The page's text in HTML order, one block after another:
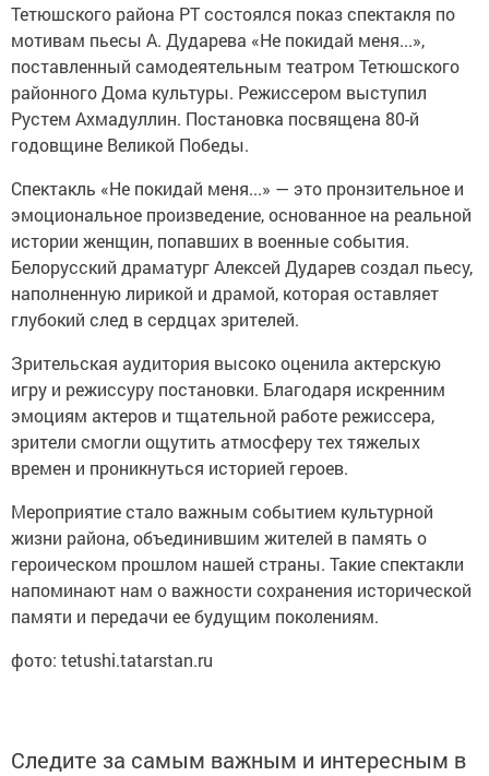
Тетюшского района РТ состоялся показ спектакля по
мотивам пьесы А. Дударева «Не покидай меня...»,
поставленный самодеятельным театром Тетюшского
районного Дома культуры. Режиссером выступил
Рустем Ахмадуллин. Постановка посвящена 80-й
годовщине Великой Победы.
Спектакль «Не покидай меня...» — это пронзительное и
эмоциональное произведение, основанное на реальной
истории женщин, попавших в военные события.
Белорусский драматург Алексей Дударев создал пьесу,
наполненную лирикой и драмой, которая оставляет
глубокий след в сердцах зрителей.
Зрительская аудитория высоко оценила актерскую
игру и режиссуру постановки. Благодаря искренним
эмоциям актеров и тщательной работе режиссера,
зрители смогли ощутить атмосферу тех тяжелых
времен и проникнуться историей героев.
Мероприятие стало важным событием культурной
жизни района, объединившим жителей в память о
героическом прошлом нашей страны. Такие спектакли
напоминают нам о важности сохранения исторической
памяти и передачи ее будущим поколениям.
фото: tetushi.tatarstan.ru
Следите за самым важным и интересным в